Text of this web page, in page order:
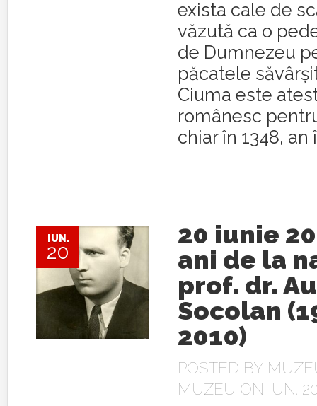
exista cale de
văzută ca o
de Dumnezeu
păcatele
Ciuma este
românesc
chiar în 1348, an
IUN.
20
20 iunie
ani de la
prof. dr.
Socolan
2010)
POSTED BY
MUZEU ON IUN.